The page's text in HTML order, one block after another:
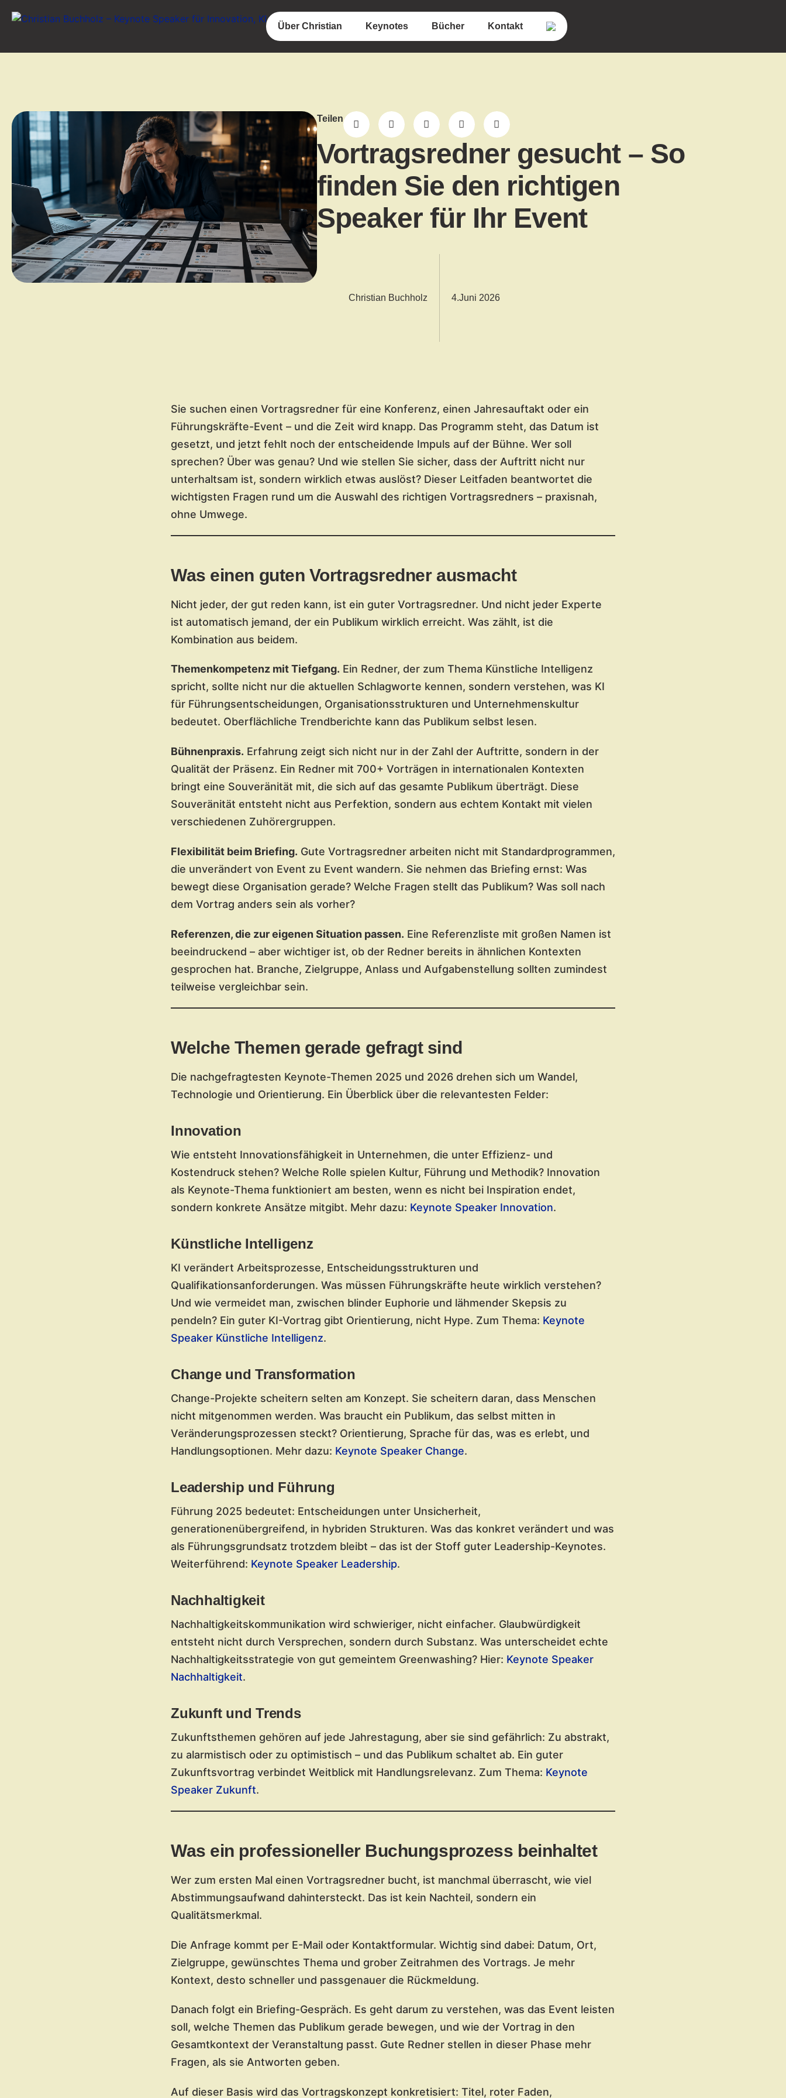
Über Christian Keynotes Bücher Kontakt
Teilen
Vortragsredner gesucht – So
finden Sie den richtigen
Speaker für Ihr Event
Christian Buchholz 4.Juni 2026
Sie suchen einen Vortragsredner für eine Konferenz, einen Jahresauftakt oder ein
Führungskräfte-Event – und die Zeit wird knapp. Das Programm steht, das Datum ist
gesetzt, und jetzt fehlt noch der entscheidende Impuls auf der Bühne. Wer soll
sprechen? Über was genau? Und wie stellen Sie sicher, dass der Auftritt nicht nur
unterhaltsam ist, sondern wirklich etwas auslöst? Dieser Leitfaden beantwortet die
wichtigsten Fragen rund um die Auswahl des richtigen Vortragsredners – praxisnah,
ohne Umwege.
Was einen guten Vortragsredner ausmacht
Nicht jeder, der gut reden kann, ist ein guter Vortragsredner. Und nicht jeder Experte
ist automatisch jemand, der ein Publikum wirklich erreicht. Was zählt, ist die
Kombination aus beidem.
Themenkompetenz mit Tiefgang. Ein Redner, der zum Thema Künstliche Intelligenz
spricht, sollte nicht nur die aktuellen Schlagworte kennen, sondern verstehen, was KI
für Führungsentscheidungen, Organisationsstrukturen und Unternehmenskultur
bedeutet. Oberflächliche Trendberichte kann das Publikum selbst lesen.
Bühnenpraxis. Erfahrung zeigt sich nicht nur in der Zahl der Auftritte, sondern in der
Qualität der Präsenz. Ein Redner mit 700+ Vorträgen in internationalen Kontexten
bringt eine Souveränität mit, die sich auf das gesamte Publikum überträgt. Diese
Souveränität entsteht nicht aus Perfektion, sondern aus echtem Kontakt mit vielen
verschiedenen Zuhörergruppen.
Flexibilität beim Briefing. Gute Vortragsredner arbeiten nicht mit Standardprogrammen,
die unverändert von Event zu Event wandern. Sie nehmen das Briefing ernst: Was
bewegt diese Organisation gerade? Welche Fragen stellt das Publikum? Was soll nach
dem Vortrag anders sein als vorher?
Referenzen, die zur eigenen Situation passen. Eine Referenzliste mit großen Namen ist
beeindruckend – aber wichtiger ist, ob der Redner bereits in ähnlichen Kontexten
gesprochen hat. Branche, Zielgruppe, Anlass und Aufgabenstellung sollten zumindest
teilweise vergleichbar sein.
Welche Themen gerade gefragt sind
Die nachgefragtesten Keynote-Themen 2025 und 2026 drehen sich um Wandel,
Technologie und Orientierung. Ein Überblick über die relevantesten Felder:
Innovation
Wie entsteht Innovationsfähigkeit in Unternehmen, die unter Effizienz- und
Kostendruck stehen? Welche Rolle spielen Kultur, Führung und Methodik? Innovation
als Keynote-Thema funktioniert am besten, wenn es nicht bei Inspiration endet,
sondern konkrete Ansätze mitgibt. Mehr dazu: Keynote Speaker Innovation.
Künstliche Intelligenz
KI verändert Arbeitsprozesse, Entscheidungsstrukturen und
Qualifikationsanforderungen. Was müssen Führungskräfte heute wirklich verstehen?
Und wie vermeidet man, zwischen blinder Euphorie und lähmender Skepsis zu
pendeln? Ein guter KI-Vortrag gibt Orientierung, nicht Hype. Zum Thema: Keynote
Speaker Künstliche Intelligenz.
Change und Transformation
Change-Projekte scheitern selten am Konzept. Sie scheitern daran, dass Menschen
nicht mitgenommen werden. Was braucht ein Publikum, das selbst mitten in
Veränderungsprozessen steckt? Orientierung, Sprache für das, was es erlebt, und
Handlungsoptionen. Mehr dazu: Keynote Speaker Change.
Leadership und Führung
Führung 2025 bedeutet: Entscheidungen unter Unsicherheit,
generationenübergreifend, in hybriden Strukturen. Was das konkret verändert und was
als Führungsgrundsatz trotzdem bleibt – das ist der Stoff guter Leadership-Keynotes.
Weiterführend: Keynote Speaker Leadership.
Nachhaltigkeit
Nachhaltigkeitskommunikation wird schwieriger, nicht einfacher. Glaubwürdigkeit
entsteht nicht durch Versprechen, sondern durch Substanz. Was unterscheidet echte
Nachhaltigkeitsstrategie von gut gemeintem Greenwashing? Hier: Keynote Speaker
Nachhaltigkeit.
Zukunft und Trends
Zukunftsthemen gehören auf jede Jahrestagung, aber sie sind gefährlich: Zu abstrakt,
zu alarmistisch oder zu optimistisch – und das Publikum schaltet ab. Ein guter
Zukunftsvortrag verbindet Weitblick mit Handlungsrelevanz. Zum Thema: Keynote
Speaker Zukunft.
Was ein professioneller Buchungsprozess beinhaltet
Wer zum ersten Mal einen Vortragsredner bucht, ist manchmal überrascht, wie viel
Abstimmungsaufwand dahintersteckt. Das ist kein Nachteil, sondern ein
Qualitätsmerkmal.
Die Anfrage kommt per E-Mail oder Kontaktformular. Wichtig sind dabei: Datum, Ort,
Zielgruppe, gewünschtes Thema und grober Zeitrahmen des Vortrags. Je mehr
Kontext, desto schneller und passgenauer die Rückmeldung.
Danach folgt ein Briefing-Gespräch. Es geht darum zu verstehen, was das Event leisten
soll, welche Themen das Publikum gerade bewegen, und wie der Vortrag in den
Gesamtkontext der Veranstaltung passt. Gute Redner stellen in dieser Phase mehr
Fragen, als sie Antworten geben.
Auf dieser Basis wird das Vortragskonzept konkretisiert: Titel, roter Faden,